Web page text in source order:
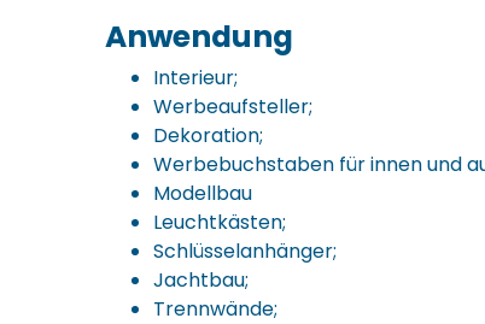
Anwendung
Interieur;
Werbeaufsteller;
Dekoration;
Werbebuchstaben für innen und
Modellbau
Leuchtkästen;
Schlüsselanhänger;
Jachtbau;
Trennwände;